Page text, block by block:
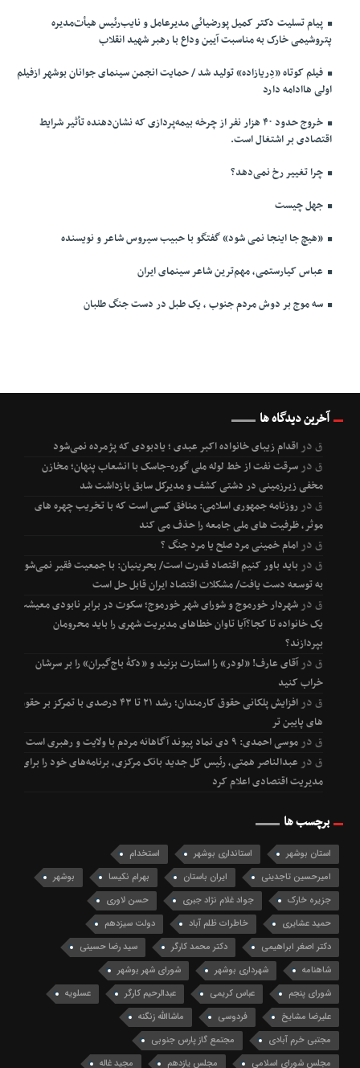
پیام تسلیت دکتر کمیل پورضیائی مدیرعامل و نایب‌رئیس هیأت‌مدیره
پتروشیمی خارک به مناسبت آیین وداع با رهبر شهید انقلاب
فیلم کوتاه «دِریازاده» تولید شد / حمایت انجمن سینمای جوانان بوشهر ازفیلم
اولی هاادامه دارد
خروج حدود ۴۰ هزار نفر از چرخه بیمه‌پردازی که نشان‌دهنده تأثیر شرایط
اقتصادی بر اشتغال است.
چرا تغییر رخ نمی‌دهد؟
جهل چیست
«هیچ جا اینجا نمی شود» گفتگو با حبیب سیروس شاعر و نویسنده
عباس کیارستمی، مهم‌ترین شاعر سینمای ایران
سه موج بر دوش مردم جنوب ، یک طبل در دست جنگ طلبان
آخرین دیدگاه ها
قدراقدام زیبای خانواده اکبر عبدی ؛ یادبودی که پژمرده نمی‌شود
قدرسرقت نفت از خط لوله ملی گوره-جاسک با انشعاب پنهان؛ مخازن
مخفی زیرزمینی در دشتی کشف و مدیرکل سابق بازداشت شد
قدرروزنامه جمهوری اسلامی: منافق کسی است که با تخریب چهره های
موثر، ظرفیت های ملی جامعه را حذف می کند
قدرامام خمینی مرد صلح یا مرد جنگ ؟
قدرباید باور کنیم اقتصاد قدرت است/ بحرینیان: با جمعیت فقیر نمی‌شود
به توسعه دست یافت/ مشکلات اقتصاد ایران قابل حل است
قدرشهردار خورموج و شورای شهر خورموج؛ سکوت در برابر نابودی معیشت
یک خانواده تا کجا؟آیا تاوان خطاهای مدیریت شهری را باید محرومان
بپردازند؟
قدرآقای عارف! «لودر» را استارت بزنید و «دکۀ باج‌گیران» را بر سرشان
خراب کنید
قدر
افزایش پلکانی حقوق کارمندان؛ رشد ۲۱ تا ۴۳ درصدی با تمرکز بر حقوق
های پایین تر
قدرموسی احمدی: ۹ دی نماد پیوند آگاهانه مردم با ولایت و رهبری است
قدر عبدالناصر همتی، رئیس کل جدید بانک مرکزی، برنامه‌های خود را برای
مدیریت اقتصادی اعلام کرد
برچسب ها
استان بوشهر استانداری بوشهر
استخدام
امیرحسین تاجدینی
ایران باستان بهرام نکیسا
بوشهر
جزیره خارک
جواد غلام نژاد جبری
حسن لاوری
حمید عشایری
خاطرات ظلم آباد
دولت سیزدهم
دکتر اصغر ابراهیمی
دکتر محمد کارگر
سید رضا حسینی
شاهنامه
شهرداری بوشهر
شورای شهر بوشهر
شورای پنجم
عباس کریمی عبدالرحیم کارگر
عسلویه
علیرضا مشایخ
فردوسی
ماشاالله زنگنه
مجتبی خرم آبادی
مجتمع گاز پارس جنوبی
مجلس شورای اسلامی
مجلس یازدهم مجید غاله